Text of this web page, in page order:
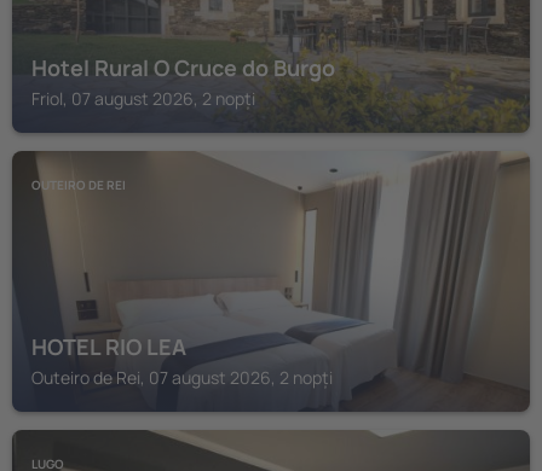
Hotel Rural O Cruce do Burgo
Friol, 07 august 2026, 2 nopți
OUTEIRO DE REI
HOTEL RIO LEA
Outeiro de Rei, 07 august 2026, 2 nopți
LUGO